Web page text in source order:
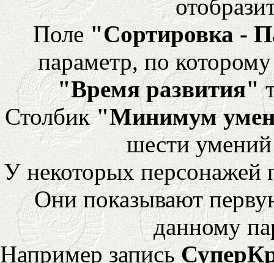
Поле "Сортировка -
параметр, по
"Время развития"
Столбик"Минимум
шести
У некоторых персонажей
Они показывают
данному
Например запись